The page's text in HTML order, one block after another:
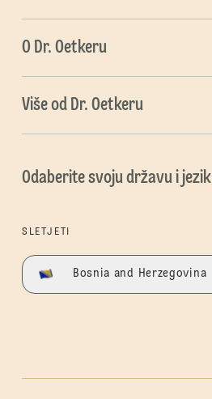
O Dr. Oetkeru
Više od Dr. Oetkeru
Odaberite svoju državu i jezik
SLETJETI
Bosnia and Herzegovina